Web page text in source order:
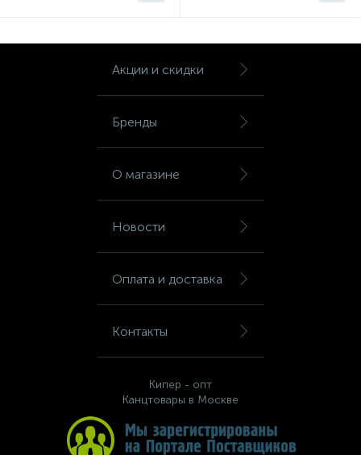
Акции и скидки
Бренды
О магазине
Новости
Оплата и доставка
Контакты
Кипер - опт
Канцтовары в Москве
Ящики для ключей